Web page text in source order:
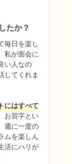
たか？
毎日を楽し
私が面会に
い人なの
してくれま
にはすべて
お習字とい
週に一度の
ムを楽しん
活にハリが